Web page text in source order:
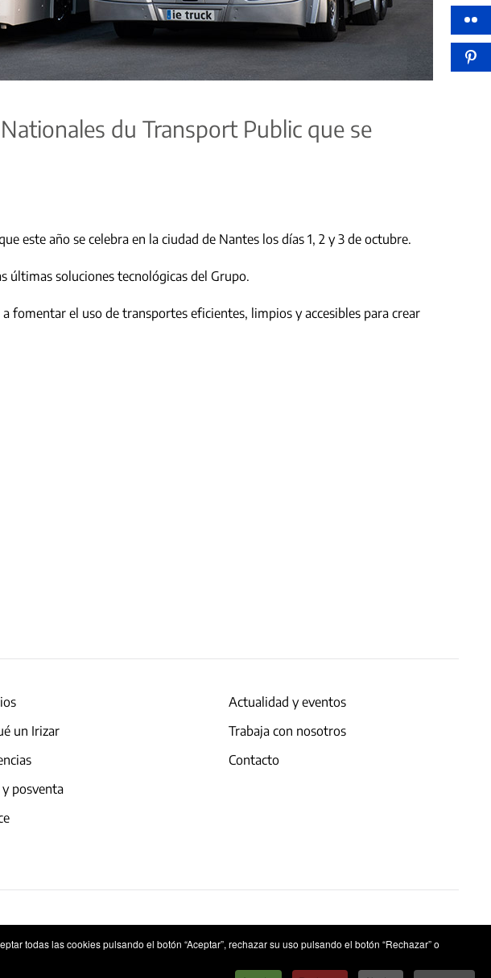
todas las cookies pulsando el botón “Aceptar”, rechazar su uso pulsando el botón “Rechazar” o
du Transport Public que se
este año se celebra en la ciudad de Nantes los días 1, 2 y 3 de octubre.
últimas soluciones tecnológicas del Grupo.
el uso de transportes eficientes, limpios y accesibles para crear
un Irizar
posventa
Actualidad y eventos
Trabaja con nosotros
Contacto